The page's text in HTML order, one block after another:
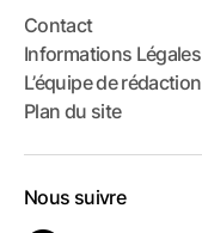
Contact
Informations Légales
L’équipe de rédaction
Plan du site
Nous suivre